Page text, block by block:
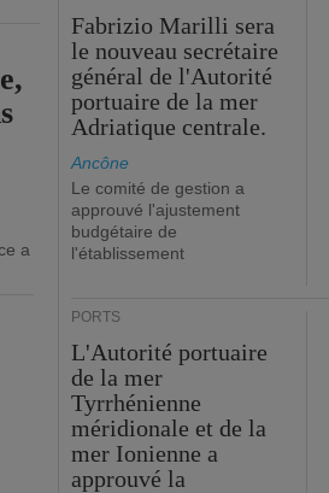
a
Fabrizio Marilli sera
le nouveau secrétaire
général de l'Autorité
portuaire de la mer
Adriatique centrale.
Ancône
Le comité de gestion a
approuvé l'ajustement
budgétaire de
l'établissement
PORTS
L'Autorité portuaire
de la mer
Tyrrhénienne
méridionale et de la
mer Ionienne a
approuvé la